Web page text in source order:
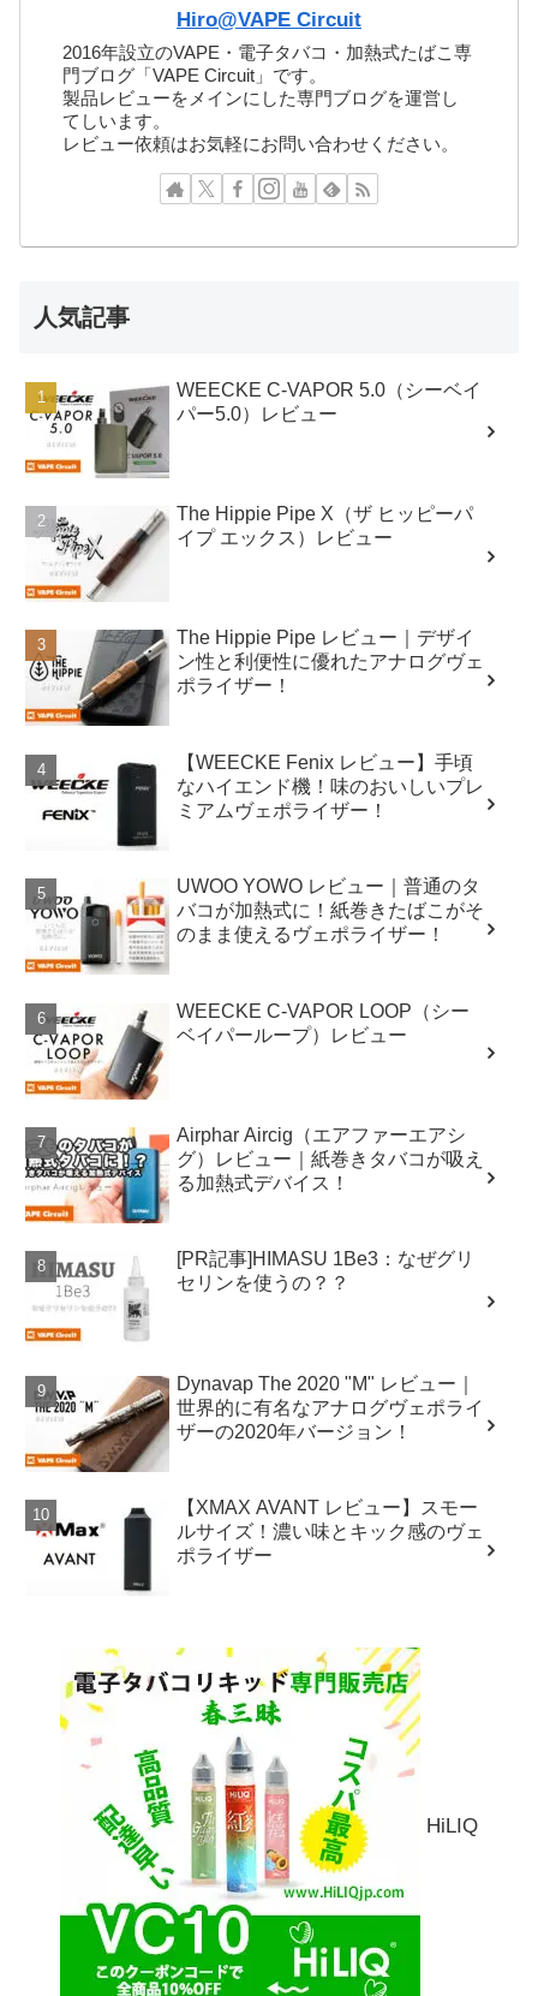
Hiro@VAPE Circuit
2016年設立のVAPE・電子タバコ・加熱式たばこ専
門ブログ「VAPE Circuit」です。
製品レビューをメインにした専門ブログを運営し
てしいます。
レビュー依頼はお気軽にお問い合わせください。
人気記事
WEECKE C-VAPOR 5.0（シーベイ
パー5.0）レビュー
The Hippie Pipe X（ザ ヒッピーパ
イプ エックス）レビュー
The Hippie Pipe レビュー｜デザイ
ン性と利便性に優れたアナログヴェ
ポライザー！
【WEECKE Fenix レビュー】手頃
なハイエンド機！味のおいしいプレ
ミアムヴェポライザー！
UWOO YOWO レビュー｜普通のタ
バコが加熱式に！紙巻きたばこがそ
のまま使えるヴェポライザー！
WEECKE C-VAPOR LOOP（シー
ベイパーループ）レビュー
Airphar Aircig（エアファーエアシ
グ）レビュー｜紙巻きタバコが吸え
る加熱式デバイス！
[PR記事]HIMASU 1Be3：なぜグリ
セリンを使うの？？
Dynavap The 2020 "M" レビュー｜
世界的に有名なアナログヴェポライ
ザーの2020年バージョン！
【XMAX AVANT レビュー】スモー
ルサイズ！濃い味とキック感のヴェ
ポライザー
HiLIQ